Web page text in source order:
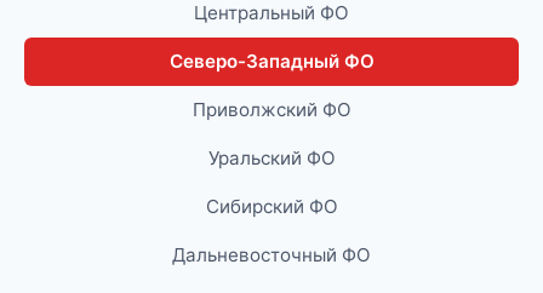
Центральный ФО
Северо-Западный ФО
Приволжский ФО
Уральский ФО
Сибирский ФО
Дальневосточный ФО